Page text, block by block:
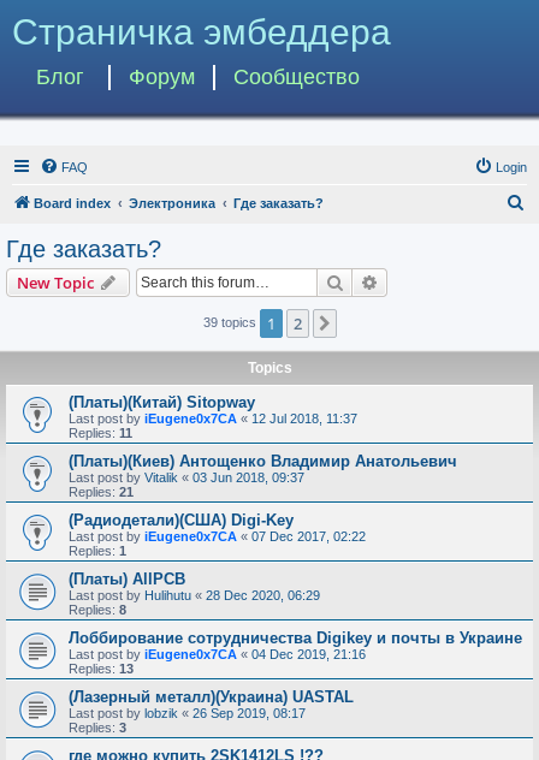
Страничка эмбеддера
Блог Форум Сообщество
FAQ Login
Board index Электроника Где заказать?
Где заказать?
New Topic Search
39 topics 1 2
Topics
(Платы)(Китай) Sitopway
Last post by iEugene0x7CA « 12 Jul 2018, 11:37
Replies: 11
(Платы)(Киев) Антощенко Владимир Анатольевич
Last post by Vitalik « 03 Jun 2018, 09:37
Replies: 21
(Радиодетали)(США) Digi-Key
Last post by iEugene0x7CA « 07 Dec 2017, 02:22
Replies: 1
(Платы) AllPCB
Last post by Hulihutu « 28 Dec 2020, 06:29
Replies: 8
Лоббирование сотрудничества Digikey и почты в Украине
Last post by iEugene0x7CA « 04 Dec 2019, 21:16
Replies: 13
(Лазерный металл)(Украина) UASTAL
Last post by lobzik « 26 Sep 2019, 08:17
Replies: 3
где можно купить 2SK1412LS !??